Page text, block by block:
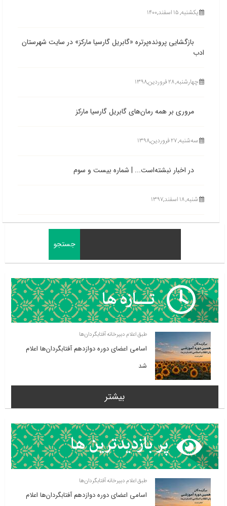
یکشنبه, ۱۵ اسفند,۱۴۰۰
بازگشایی پرونده‌پرتره «گابریل گارسیا مارکز» در سایت شهرستان
ادب
چهارشنبه, ۲۸ فروردین,۱۳۹۸
مروری بر همه رمان‌های گابریل گارسیا مارکز
ﺳﻪشنبه, ۲۷ فروردین,۱۳۹۸
در اخبار نبشته‌است... | شماره بیست و سوم
شنبه, ۱۸ اسفند,۱۳۹۷
طبق اعلام دبیرخانه آفتابگردان‌ها
اسامی اعضای دوره دوازدهم آفتابگردان‌ها اعلام
شد
بیشتر
طبق اعلام دبیرخانه آفتابگردان‌ها
اسامی اعضای دوره دوازدهم آفتابگردان‌ها اعلام